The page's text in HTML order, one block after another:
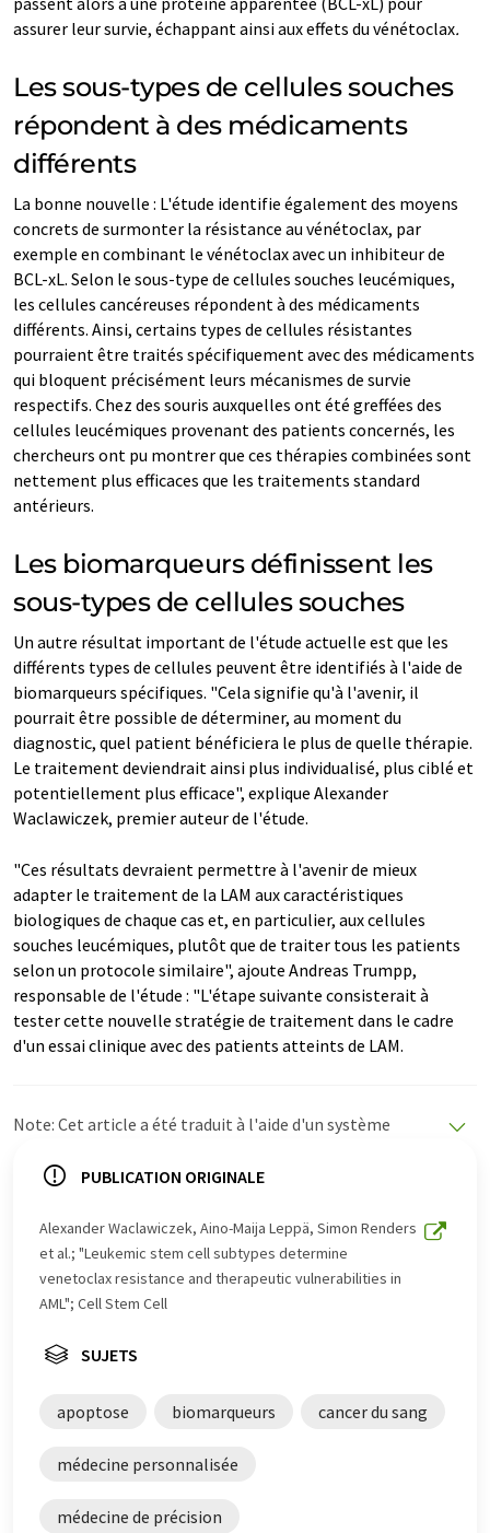
assurer leur survie, échappant ainsi aux effets du vénétoclax.
Les sous-types de cellules souches
répondent à des médicaments
différents
La bonne nouvelle : L'étude identifie également des moyens
concrets de surmonter la résistance au vénétoclax, par
exemple en combinant le vénétoclax avec un inhibiteur de
BCL-xL. Selon le sous-type de cellules souches leucémiques,
les cellules cancéreuses répondent à des médicaments
différents. Ainsi, certains types de cellules résistantes
pourraient être traités spécifiquement avec des médicaments
qui bloquent précisément leurs mécanismes de survie
respectifs. Chez des souris auxquelles ont été greffées des
cellules leucémiques provenant des patients concernés, les
chercheurs ont pu montrer que ces thérapies combinées sont
nettement plus efficaces que les traitements standard
antérieurs.
Les biomarqueurs définissent les
sous-types de cellules souches
Un autre résultat important de l'étude actuelle est que les
différents types de cellules peuvent être identifiés à l'aide de
biomarqueurs spécifiques. "Cela signifie qu'à l'avenir, il
pourrait être possible de déterminer, au moment du
diagnostic, quel patient bénéficiera le plus de quelle thérapie.
Le traitement deviendrait ainsi plus individualisé, plus ciblé et
potentiellement plus efficace", explique Alexander
Waclawiczek, premier auteur de l'étude.
"Ces résultats devraient permettre à l'avenir de mieux
adapter le traitement de la LAM aux caractéristiques
biologiques de chaque cas et, en particulier, aux cellules
souches leucémiques, plutôt que de traiter tous les patients
selon un protocole similaire", ajoute Andreas Trumpp,
responsable de l'étude : "L'étape suivante consisterait à
tester cette nouvelle stratégie de traitement dans le cadre
d'un essai clinique avec des patients atteints de LAM.
Note: Cet article a été traduit à l'aide d'un système
propose ces traductions automatiques pour présenter
été traduit avec traduction automatique, il est possible
qu'il contienne des erreurs de vocabulaire, de syntaxe ou
de grammaire. L'article original dans Anglais peut être
trouvéici.
PUBLICATION ORIGINALE
Alexander Waclawiczek, Aino-Maija Leppä, Simon Renders
et al.; "Leukemic stem cell subtypes determine
venetoclax resistance and therapeutic vulnerabilities in
AML"; Cell Stem Cell
SUJETS
apoptose biomarqueurs cancer du sang
médecine personnalisée
médecine de précision